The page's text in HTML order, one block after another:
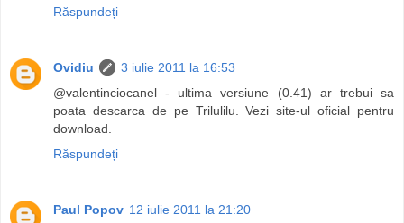
Răspundeți
Ovidiu
3 iulie 2011 la 16:53
@valentinciocanel - ultima versiune (0.41) ar trebui sa
poata descarca de pe Trilulilu. Vezi site-ul oficial pentru
download.
Răspundeți
Paul Popov 12 iulie 2011 la 21:20